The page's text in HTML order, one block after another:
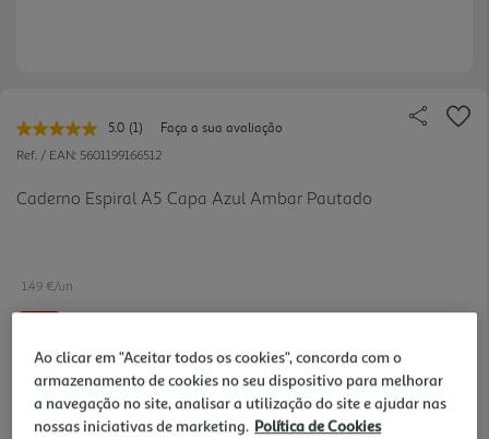
5.0 Leu
uma
Link
para
(1)
Faça a sua avaliação
Ref. / EAN: 5601199166512
Caderno Espiral A5 Capa Azul Ambar Pautado
1.49 €/un
Price reduced from
1,69 €to
1,49 €
Promoção:de 31/7/2026 a 11/10/2026
Ao clicar em "Aceitar todos os cookies", concorda com o
armazenamento de cookies no seu dispositivo para melhorar
a navegação no site, analisar a utilização do site e ajudar nas
nossas iniciativas de marketing. Política de Cookies